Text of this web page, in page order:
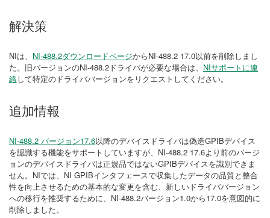
解決策
NIは、 NI-488.2ダウンロードページからNI-488.2 17.0以前を削除しまし
た。旧バージョンのNI-488.2ドライバが必要な場合は、 NIサポートに連
絡して特定のドライババージョンをリクエストしてください。
追加情報
NI-488.2 バージョン17.6以降のデバイスドライバは偽造GPIBデバイス
を認識する機能をサポートしていますが、NI-488.2 17.6より前のバージ
ョンのデバイスドライバは正規品ではないGPIBデバイスを識別できま
せん。NIでは、NI GPIBインタフェースで収集したデータの品質と整合
性を向上させるための基本的な変更を含む、新しいドライババージョン
への移行を推奨するために、NI-488.2バージョン1.0から17.0を意図的に
削除しました。